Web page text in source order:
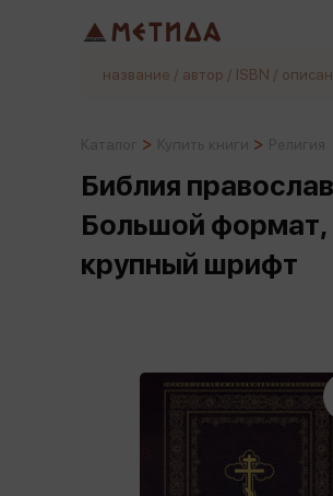
Библия
Большой формат,
крупный шрифт